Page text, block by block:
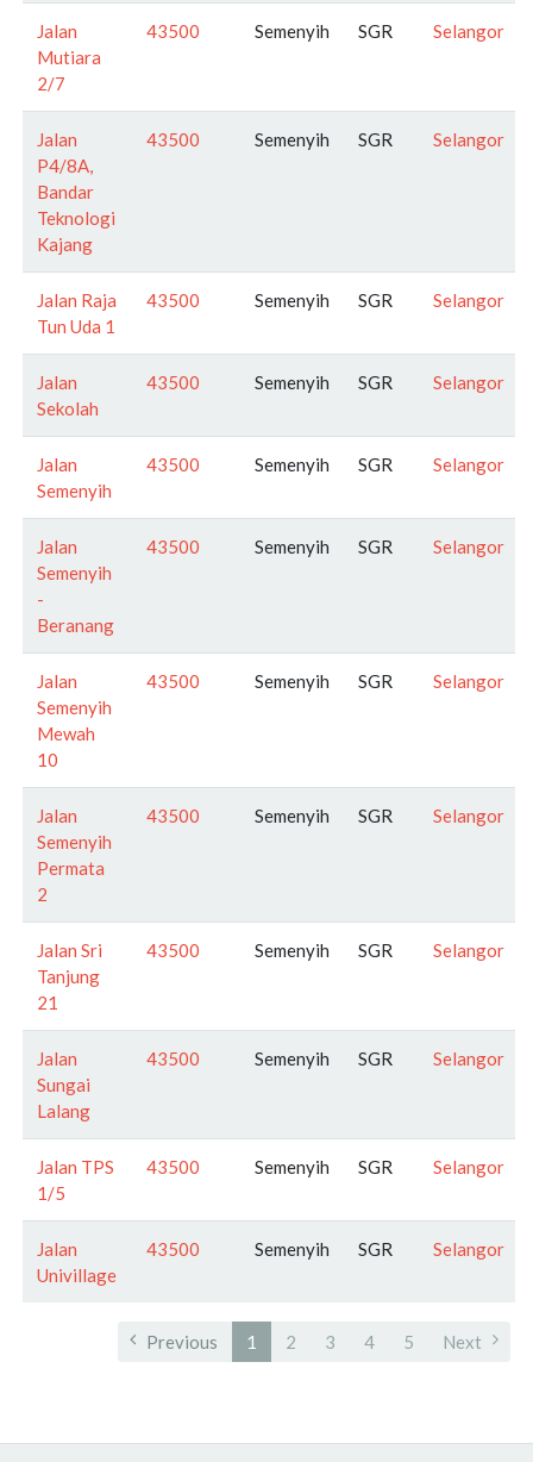
Jalan
Mutiara
2/7
43500 Semenyih SGR Selangor
Jalan
P4/8A,
Bandar
Teknologi
Kajang
43500 Semenyih SGR Selangor
Jalan Raja
Tun Uda 1
43500 Semenyih SGR Selangor
Jalan
Sekolah
43500 Semenyih SGR Selangor
Jalan
Semenyih
43500 Semenyih SGR Selangor
Jalan
Semenyih
-
Beranang
43500 Semenyih SGR Selangor
Jalan
Semenyih
Mewah
10
43500 Semenyih SGR Selangor
Jalan
Semenyih
Permata
2
43500 Semenyih SGR Selangor
Jalan Sri
Tanjung
21
43500 Semenyih SGR Selangor
Jalan
Sungai
Lalang
43500 Semenyih SGR Selangor
Jalan TPS
1/5
43500 Semenyih SGR Selangor
Jalan
Univillage
43500 Semenyih SGR Selangor
Previous 1 2 3 4 5 Next